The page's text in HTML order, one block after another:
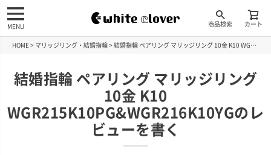
商品検索 カート
MENU
HOME マリッジリング・結婚指輪 結婚指輪 ペアリング マリッジリング 10金 K10 WGR215K10PG&WGR216K10YGのレビューを書く
結婚指輪 ペアリング マリッジリング
10金 K10
WGR215K10PG&WGR216K10YGのレ
ビューを書く